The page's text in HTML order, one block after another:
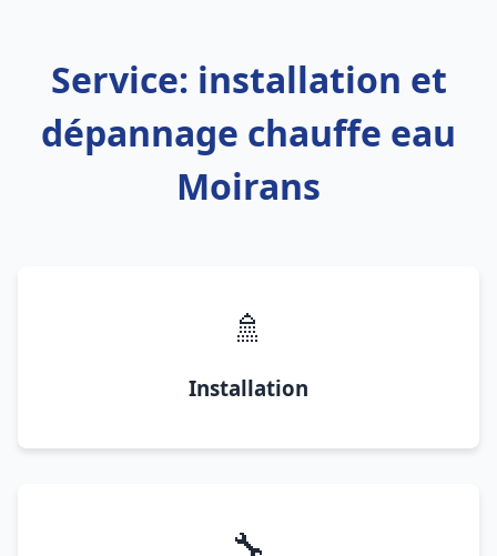
Service: installation et
dépannage chauffe eau
Moirans
🚿
Installation
🔧